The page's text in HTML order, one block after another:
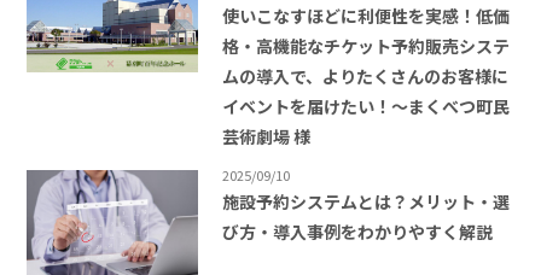
使いこなすほどに利便性を実感！低価
格・高機能なチケット予約販売システ
ムの導入で、よりたくさんのお客様に
イベントを届けたい！〜まくべつ町民
芸術劇場 様
2025/09/10
施設予約システムとは？メリット・選
び方・導入事例をわかりやすく解説